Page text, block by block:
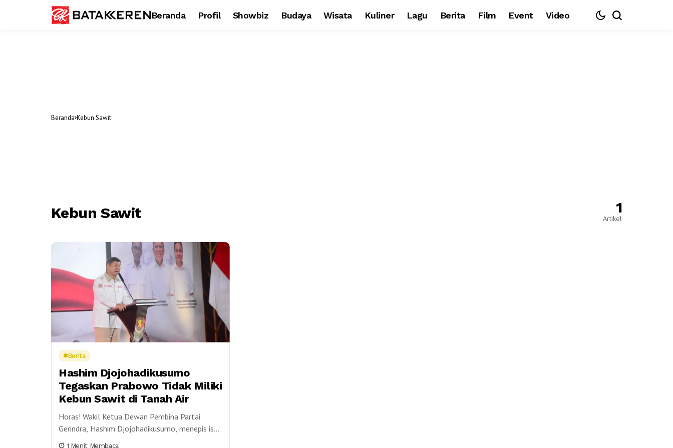
Beranda Profil Showbiz Budaya Wisata Kuliner Lagu Berita Film Event Video
Beranda Kebun Sawit
Kebun Sawit 1
Artikel
Berita
Hashim Djojohadikusumo
Tegaskan Prabowo Tidak Miliki
Kebun Sawit di Tanah Air
Horas! Wakil Ketua Dewan Pembina Partai
Gerindra, Hashim Djojohadikusumo, menepis isu
yang menyebut Presiden Prabowo Subianto
1 Menit Membaca